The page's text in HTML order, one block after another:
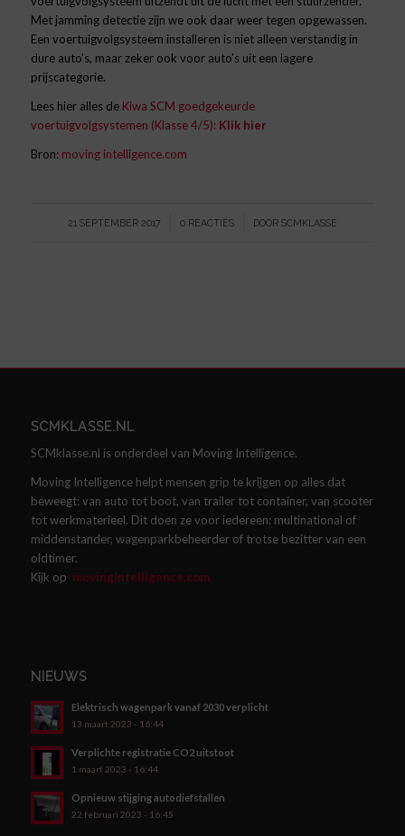
Met jamming detectie zijn we ook daar weer tegen opgewassen.
Een voertuigvolgsysteem installeren is niet alleen verstandig in
dure auto’s, maar zeker ook voor auto’s uit een lagere
prijscategorie.
Lees hier alles de Kiwa SCM goedgekeurde
voertuigvolgsystemen (Klasse 4/5): Klik hier
Bron: moving intelligence.com
21 SEPTEMBER 2017
/ 0 REACTIES
/ DOOR SCMKLASSE
SCMKLASSE.NL
SCMklasse.nl is onderdeel van Moving Intelligence.
Moving Intelligence helpt mensen grip te krijgen op alles dat
beweegt: van auto tot boot, van trailer tot container, van scooter
tot werkmaterieel. Dit doen ze voor iedereen: multinational of
middenstander, wagenparkbeheerder of trotse bezitter van een
oldtimer.
Kijk op movingintelligence.com
NIEUWS
Elektrisch wagenpark vanaf 2030 verplicht
13 maart 2023 - 16:44
Verplichte registratie CO2 uitstoot
1 maart 2023 - 16:44
Opnieuw stijging autodiefstallen
22 februari 2023 - 16:45